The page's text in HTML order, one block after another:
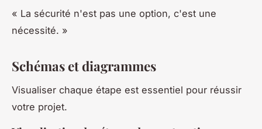
« La sécurité n'est pas une option, c'est une
nécessité. »
Schémas et diagrammes
Visualiser chaque étape est essentiel pour réussir
votre projet.